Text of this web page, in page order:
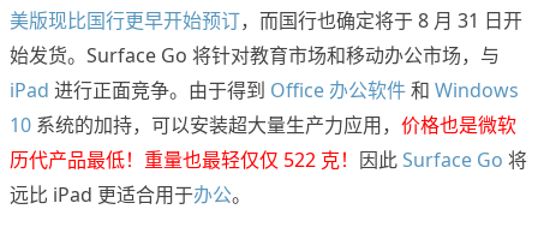
美版现比国行更早开始预订，而国行也确定将于 8 月 31 日开
始发货。Surface Go 将针对教育市场和移动办公市场，与
iPad 进行正面竞争。由于得到 Office 办公软件和 Windows
10 系统的加持，可以安装超大量生产力应用， 价格也是微软
历代产品最低！重量也最轻仅仅 522 克！ 因此Surface Go 将
远比 iPad 更适合用于办公。